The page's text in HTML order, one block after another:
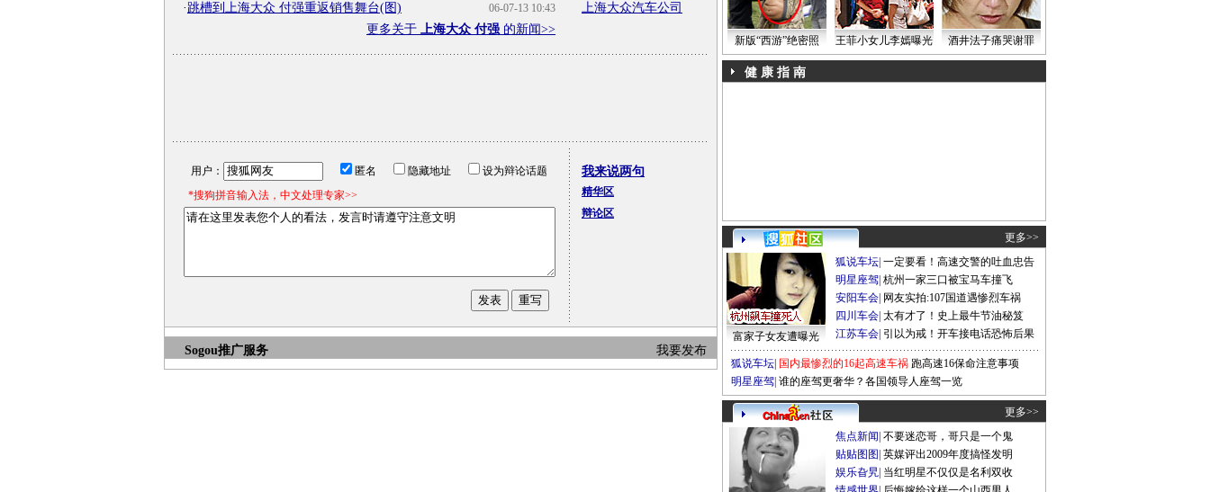
06-07-13 10:43
· 跳槽到上海大众 付强重返销售舞台(图)
更多关于 上海大众 付强 的新闻>>
上海大众汽车公司
用户： 匿名 隐藏地址
设为辩论话题
*搜狗拼音输入法，中文处理专家>>
我来说两句
精华区
辩论区
我要发布
Sogou推广服务
新版“西游”绝密照 王菲小女儿李嫣曝光 酒井法子痛哭谢罪
健 康 指 南
更多>>
富家子女友遭曝光
狐说车坛 一定要看！高速交警的吐血忠告
明星座驾 杭州一家三口被宝马车撞飞
安阳车会 网友实拍:107国道遇惨烈车祸
四川车会 太有才了！史上最牛节油秘笈
江苏车会 引以为戒！开车接电话恐怖后果
狐说车坛 国内最惨烈的16起高速车祸 跑高速16保命注意事项
明星座驾 谁的座驾更奢华？各国领导人座驾一览
更多>>
焦点新闻 不要迷恋哥，哥只是一个鬼
贴贴图图 英媒评出2009年度搞怪发明
娱乐旮旯 当红明星不仅仅是名利双收